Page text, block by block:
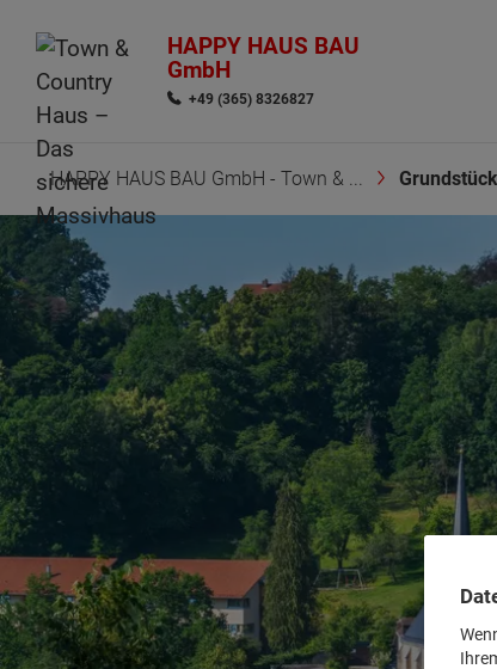
HAPPY HAUS BAU
GmbH
+49 (365) 8326827
HAPPY HAUS BAU GmbH - Town & ...